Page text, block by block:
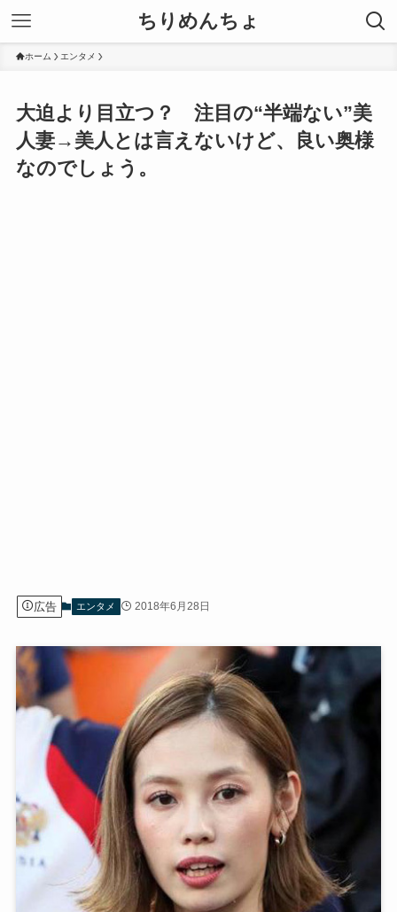
ちりめんちょ
ホーム エンタメ
大迫より目立つ？ 注目の“半端ない”美
人妻→美人とは言えないけど、良い奥様
なのでしょう。
広告 エンタメ 2018年6月28日